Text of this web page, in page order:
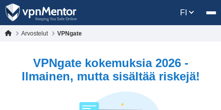
FI
Arvostelut VPNgate
VPNgate kokemuksia 2026 -
Ilmainen, mutta sisältää riskejä!